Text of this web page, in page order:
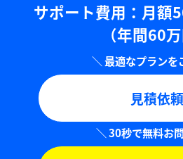
サポート費用：⽉額
（年間60万
見積依頼